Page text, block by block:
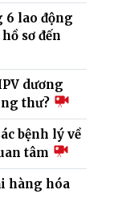
6 lao động
sơ đến
dương
thư?
bệnh lý về
tâm
hàng hóa